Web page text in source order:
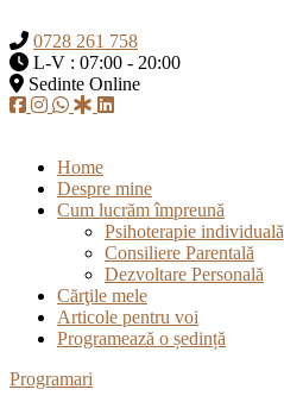
0728 261 758
L-V : 07:00 - 20:00
Sedinte Online
Home
Despre mine
Cum lucrăm împreună
Psihoterapie individuală
Consiliere Parentală
Dezvoltare Personală
Cărţile mele
Articole pentru voi
Programează o ședință
Programari